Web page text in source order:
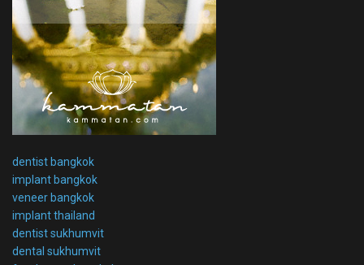
dentist bangkok
implant bangkok
veneer bangkok
implant thailand
dentist sukhumvit
dental sukhumvit